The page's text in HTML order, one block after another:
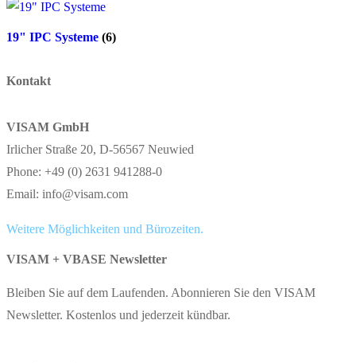
19" IPC Systeme (6)
Kontakt
VISAM GmbH
Irlicher Straße 20, D-56567 Neuwied
Phone: +49 (0) 2631 941288-0
Email: info@visam.com
Weitere Möglichkeiten und Bürozeiten.
VISAM + VBASE Newsletter
Bleiben Sie auf dem Laufenden. Abonnieren Sie den VISAM
Newsletter. Kostenlos und jederzeit kündbar.